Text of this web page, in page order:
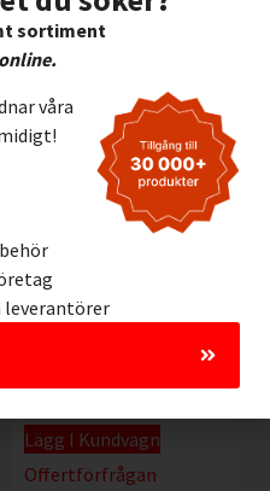
Brady BBP12
Etikettskrivare 300 dpi
6.485,00kr Exkl. moms
Lägg I Kundvagn
Offertförfrågan
sortiment
våra
leverantörer